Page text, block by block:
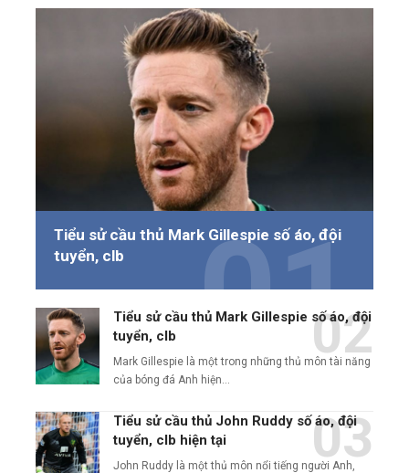
Tiểu sử cầu thủ Mark Gillespie số áo, đội
tuyển, clb
Tiểu sử cầu thủ Mark Gillespie số áo, đội
tuyển, clb
Mark Gillespie là một trong những thủ môn tài năng
của bóng đá Anh hiện…
Tiểu sử cầu thủ John Ruddy số áo, đội
tuyển, clb hiện tại
John Ruddy là một thủ môn nổi tiếng người Anh,